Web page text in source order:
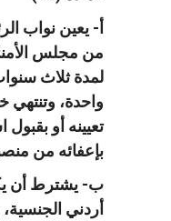
أ- يعين نواب
من مجلس
لمدة ثلاث
واحدة، وتنتهي
تعيينه أو بقبول
بإعفائه من
ب- يشترط أن
أردني